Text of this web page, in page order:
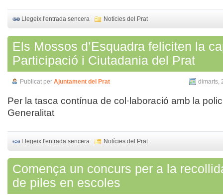
Llegeix l'entrada sencera Notícies del Prat
Els Mossos d’Esquadra feliciten la
Participació i Ciutadania del Prat
Publicat per Ajuntament del Prat dimarts,
Per la tasca contínua de col·laboració amb la
Generalitat
Llegeix l'entrada sencera Notícies del Prat
Comença un concurs per a la
de piles en escoles